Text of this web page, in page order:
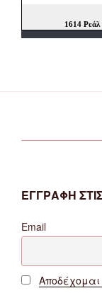
ΕΓΓΡΑΦΗ
Email
Αποδέχομαι